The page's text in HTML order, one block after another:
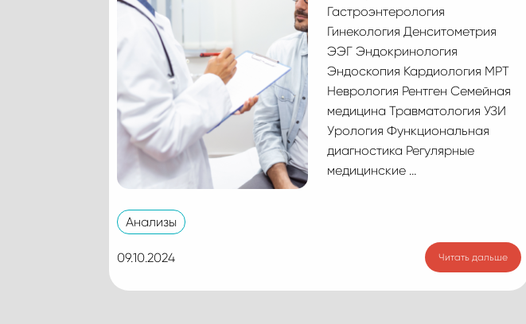
Гастроэнтерология
Гинекология Денситометрия
ЭЭГ Эндокринология
Эндоскопия Кардиология МРТ
Неврология Рентген Семейная
медицина Травматология УЗИ
Урология Функциональная
диагностика Регулярные
медицинские …
Анализы
09.10.2024 Читать дальше